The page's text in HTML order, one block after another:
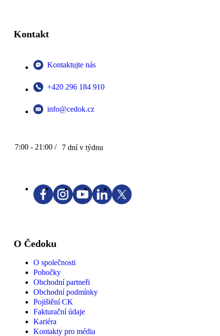
Kontakt
Kontaktujte nás
+420 296 184 910
info@cedok.cz
7:00 - 21:00 / 7 dní v týdnu
O Čedoku
O společnosti
Pobočky
Obchodní partneři
Obchodní podmínky
Pojištění CK
Fakturační údaje
Kariéra
Kontakty pro média